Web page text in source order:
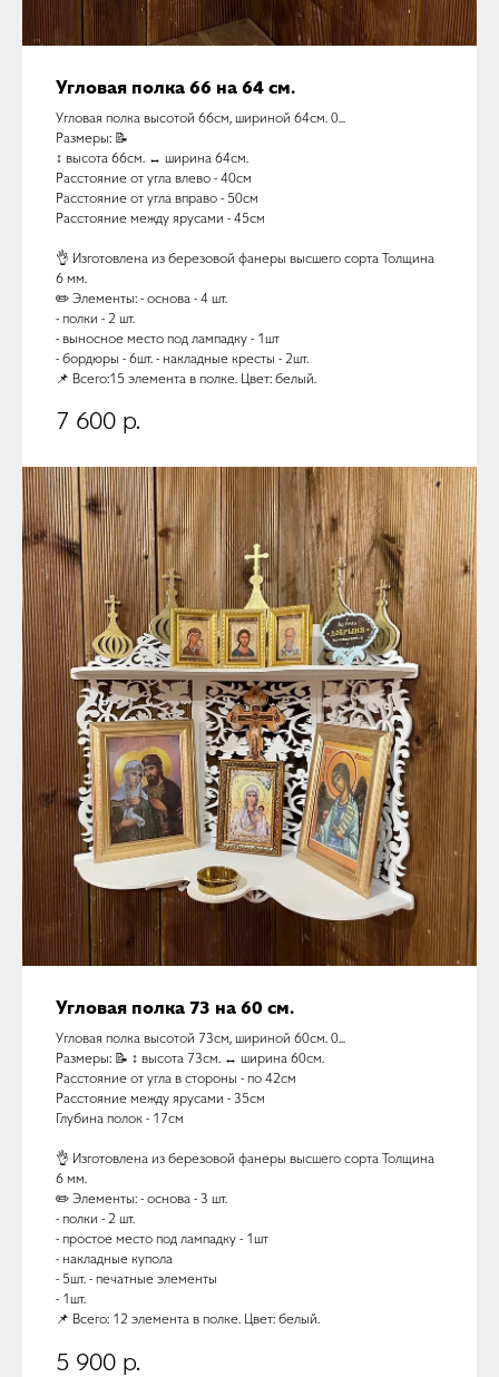
Угловая полка 66 на 64 см.
Угловая полка высотой 66см, шириной 64см. 0...
Размеры: 📝
↕️ высота 66см. ↔️ ширина 64см.
Расстояние от угла влево - 40см
Расстояние от угла вправо - 50см
Расстояние между ярусами - 45см
👌 Изготовлена из березовой фанеры высшего сорта Толщина
6 мм.
✏️ Элементы: - основа - 4 шт.
- полки - 2 шт.
- выносное место под лампадку - 1шт
- бордюры - 6шт. - накладные кресты - 2шт.
📌 Всего:15 элемента в полке. Цвет: белый.
7 600 р.
Угловая полка 73 на 60 см.
Угловая полка высотой 73см, шириной 60см. 0...
Размеры: 📝 ↕️ высота 73см. ↔️ ширина 60см.
Расстояние от угла в стороны - по 42см
Расстояние между ярусами - 35см
Глубина полок - 17см
👌 Изготовлена из березовой фанеры высшего сорта Толщина
6 мм.
✏️ Элементы: - основа - 3 шт.
- полки - 2 шт.
- простое место под лампадку - 1шт
- накладные купола
- 5шт. - печатные элементы
- 1шт.
📌 Всего: 12 элемента в полке. Цвет: белый.
5 900 р.